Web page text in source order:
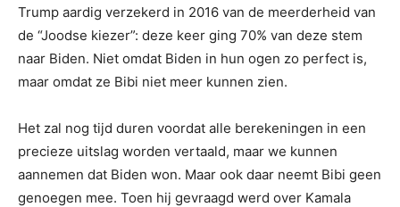
Trump aardig verzekerd in 2016 van de meerderheid van
de “Joodse kiezer”: deze keer ging 70% van deze stem
naar Biden. Niet omdat Biden in hun ogen zo perfect is,
maar omdat ze Bibi niet meer kunnen zien.
Het zal nog tijd duren voordat alle berekeningen in een
precieze uitslag worden vertaald, maar we kunnen
aannemen dat Biden won. Maar ook daar neemt Bibi geen
genoegen mee. Toen hij gevraagd werd over Kamala